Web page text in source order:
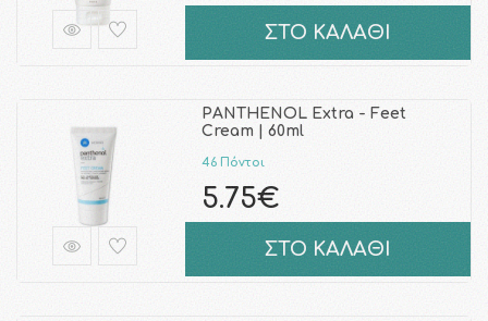
ΣΤΟ ΚΑΛΑΘΙ
PANTHENOL Extra - Feet
Cream | 60ml
46 Πόντοι
5.75€
ΣΤΟ ΚΑΛΑΘΙ